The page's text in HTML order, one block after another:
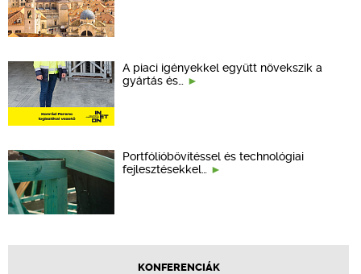
A piaci igényekkel együtt növekszik a
gyártás és…
Portfólióbővítéssel és technológiai
fejlesztésekkel…
KONFERENCIÁK